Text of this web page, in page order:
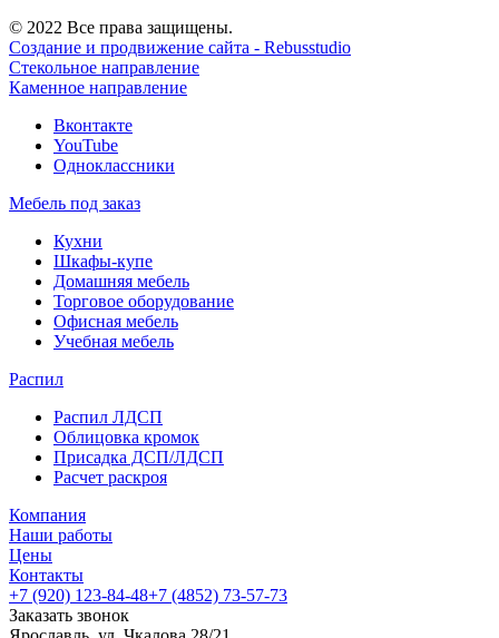
© 2022 Все права защищены.
Создание и продвижение сайта - Rebusstudio
Стекольное направление
Каменное направление
Вконтакте
YouTube
Одноклассники
Мебель под заказ
Кухни
Шкафы-купе
Домашняя мебель
Торговое оборудование
Офисная мебель
Учебная мебель
Распил
Распил ЛДСП
Облицовка кромок
Присадка ДСП/ЛДСП
Расчет раскроя
Компания
Наши работы
Цены
Контакты
+7 (920) 123-84-48+7 (4852) 73-57-73
Заказать звонок